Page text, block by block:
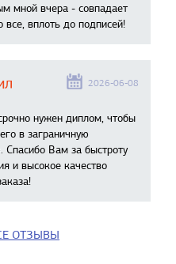
мной вчера - совпадает
все, вплоть до подписей!
2026-06-08
нужен диплом, чтобы
в заграничную
Спасибо Вам за быстроту
и высокое качество
ОТЗЫВЫ